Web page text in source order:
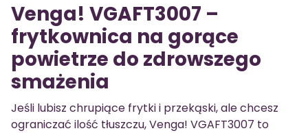
Venga! VGAFT3007 –
frytkownica na gorące
powietrze do zdrowszego
smażenia
Jeśli lubisz chrupiące frytki i przekąski, ale chcesz
ograniczać ilość tłuszczu, Venga! VGAFT3007 to